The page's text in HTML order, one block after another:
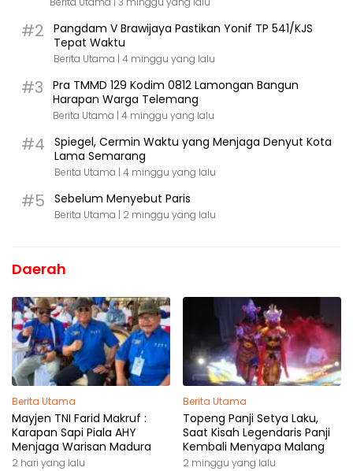
#2
Pangdam V Brawijaya Pastikan Yonif TP 541/KJS
Tepat Waktu
Berita Utama | 4 minggu yang lalu
#3
Pra TMMD 129 Kodim 0812 Lamongan Bangun
Harapan Warga Telemang
Berita Utama | 4 minggu yang lalu
#4
Spiegel, Cermin Waktu yang Menjaga Denyut Kota
Lama Semarang
Berita Utama | 4 minggu yang lalu
#5 Sebelum Menyebut Paris
Berita Utama | 2 minggu yang lalu
Daerah
Berita Utama
Mayjen TNI Farid Makruf :
Karapan Sapi Piala AHY
Menjaga Warisan Madura
2 hari yang lalu
Berita Utama
Topeng Panji Setya Laku,
Saat Kisah Legendaris Panji
Kembali Menyapa Malang
2 minggu yang lalu